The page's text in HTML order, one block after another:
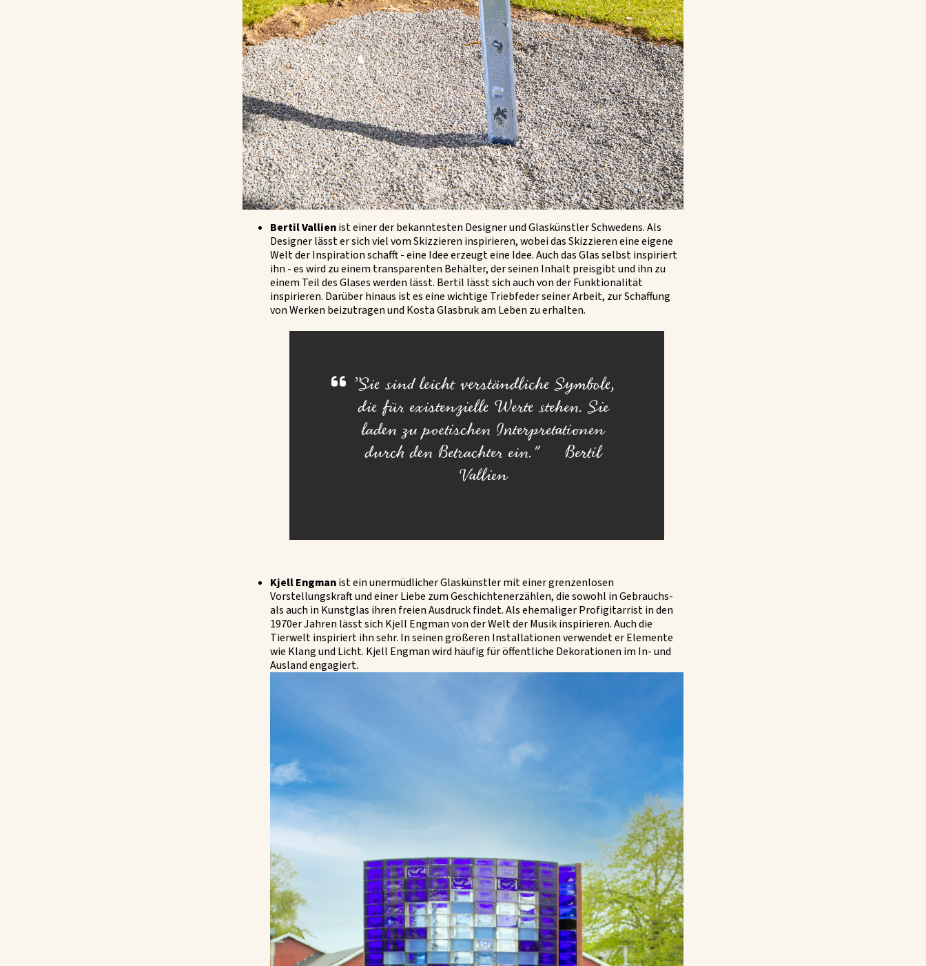
Bertil Vallienist einer der bekanntesten Designer und Glaskünstler Schwedens. Als
Designer lässt er sich viel vom Skizzieren inspirieren, wobei das Skizzieren eine eigene
Welt der Inspiration schafft - eine Idee erzeugt eine Idee. Auch das Glas selbst inspiriert
ihn - es wird zu einem transparenten Behälter, der seinen Inhalt preisgibt und ihn zu
einem Teil des Glases werden lässt. Bertil lässt sich auch von der Funktionalität
inspirieren. Darüber hinaus ist es eine wichtige Triebfeder seiner Arbeit, zur Schaffung
von Werken beizutragen und Kosta Glasbruk am Leben zu erhalten.
”Sie sind leicht verständliche Symbole,
die für existenzielle Werte stehen. Sie
laden zu poetischen Interpretationen
durch den Betrachter ein." Bertil
Vallien
Kjell Engmanist ein unermüdlicher Glaskünstler mit einer grenzenlosen
Vorstellungskraft und einer Liebe zum Geschichtenerzählen, die sowohl in Gebrauchs-
als auch in Kunstglas ihren freien Ausdruck findet. Als ehemaliger Profigitarrist in den
1970er Jahren lässt sich Kjell Engman von der Welt der Musik inspirieren. Auch die
Tierwelt inspiriert ihn sehr. In seinen größeren Installationen verwendet er Elemente
wie Klang und Licht. Kjell Engman wird häufig für öffentliche Dekorationen im In- und
Ausland engagiert.